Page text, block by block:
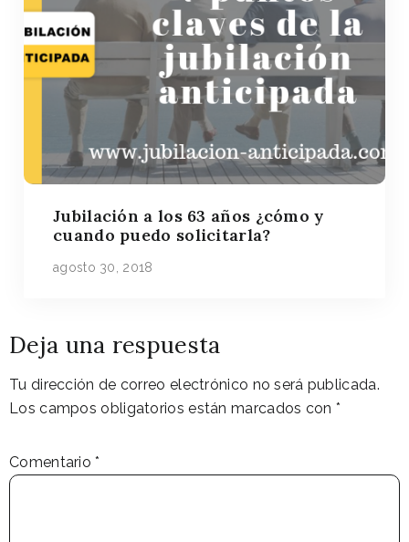
Jubilación a los 63 años ¿cómo y
cuando puedo solicitarla?
agosto 30, 2018
Deja una respuesta
Tu dirección de correo electrónico no será publicada.
Los campos obligatorios están marcados con *
Comentario*